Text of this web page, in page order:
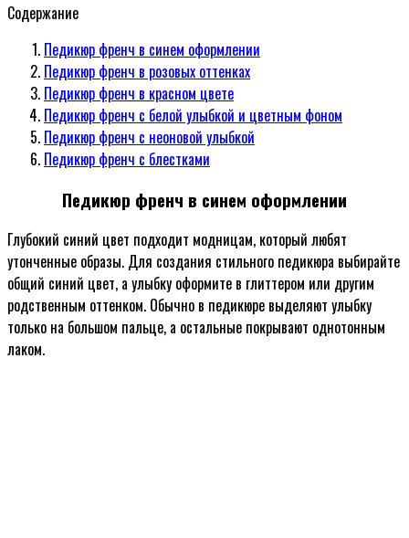
Содержание
Педикюр френч в синем оформлении
Педикюр френч в розовых оттенках
Педикюр френч в красном цвете
Педикюр френч с белой улыбкой и цветным фоном
Педикюр френч с неоновой улыбкой
Педикюр френч с блестками
Педикюр френч в синем оформлении
Глубокий синий цвет подходит модницам, который любят
утонченные образы. Для создания стильного педикюра выбирайте
общий синий цвет, а улыбку оформите в глиттером или другим
родственным оттенком. Обычно в педикюре выделяют улыбку
только на большом пальце, а остальные покрывают однотонным
лаком.